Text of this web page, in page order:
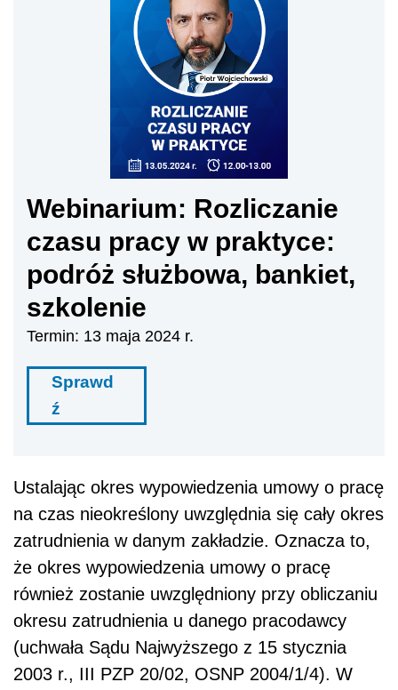
Webinarium: Rozliczanie
czasu pracy w praktyce:
podróż służbowa, bankiet,
szkolenie
Termin: 13 maja 2024 r.
Sprawd
ź
Ustalając okres wypowiedzenia umowy o pracę
na czas nieokreślony uwzględnia się cały okres
zatrudnienia w danym zakładzie. Oznacza to,
że okres wypowiedzenia umowy o pracę
również zostanie uwzględniony przy obliczaniu
okresu zatrudnienia u danego pracodawcy
(uchwała Sądu Najwyższego z 15 stycznia
2003 r., III PZP 20/02, OSNP 2004/1/4). W